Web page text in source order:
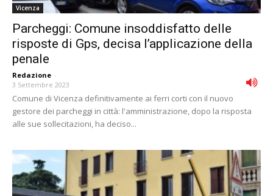
Vicenza
Parcheggi: Comune insoddisfatto delle
risposte di Gps, decisa l’applicazione della
penale
Redazione -
3 Settembre 2023
Comune di Vicenza definitivamente ai ferri corti con il nuovo
gestore dei parcheggi in città: l'amministrazione, dopo la risposta
alle sue sollecitazioni, ha deciso...